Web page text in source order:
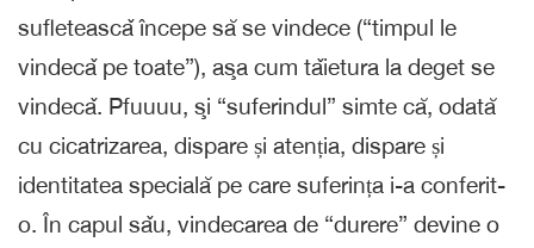
sufleteascǎ începe să se vindece (“timpul le
vindecǎ pe toate”), aşa cum tǎietura la deget se
vindecǎ. Pfuuuu, şi “suferindul” simte că, odată
cu cicatrizarea, dispare și atenția, dispare și
identitatea specială pe care suferința i-a conferit-
o. În capul sǎu, vindecarea de “durere” devine o